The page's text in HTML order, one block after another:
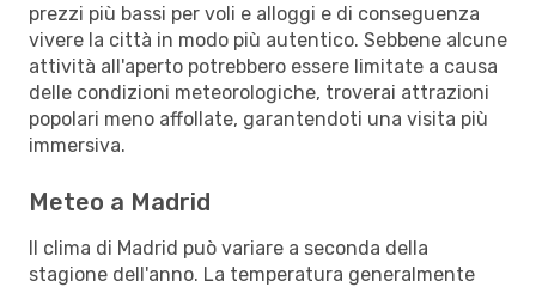
prezzi più bassi per voli e alloggi e di conseguenza
vivere la città in modo più autentico. Sebbene alcune
attività all'aperto potrebbero essere limitate a causa
delle condizioni meteorologiche, troverai attrazioni
popolari meno affollate, garantendoti una visita più
immersiva.
Meteo a Madrid
Il clima di Madrid può variare a seconda della
stagione dell'anno. La temperatura generalmente